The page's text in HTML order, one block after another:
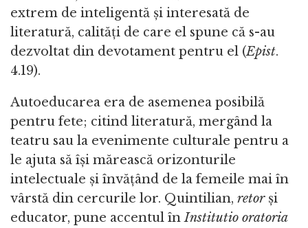
extrem de inteligentă și interesată de
literatură, calități de care el spune că s-au
dezvoltat din devotament pentru el (Epist.
4.19).
Autoeducarea era de asemenea posibilă
pentru fete; citind literatură, mergând la
teatru sau la evenimente culturale pentru a
le ajuta să își mărească orizonturile
intelectuale și învățând de la femeile mai în
vârstă din cercurile lor. Quintilian, retorși
educator, pune accentul înInstitutio oratoria